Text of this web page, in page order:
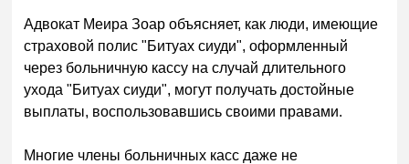
Адвокат Меира Зоар объясняет, как люди, имеющие
страховой полис "Битуах сиуди", оформленный
через больничную кассу на случай длительного
ухода "Битуах сиуди", могут получать достойные
выплаты, воспользовавшись своими правами.
Многие члены больничных касс даже не